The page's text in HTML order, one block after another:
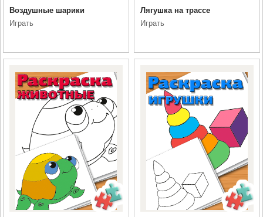
Воздушные шарики
Играть
Лягушка на трассе
Играть